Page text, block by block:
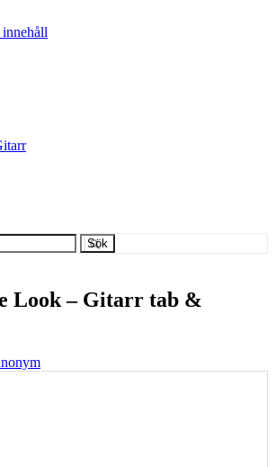
Sök
Look – Gitarr tab &